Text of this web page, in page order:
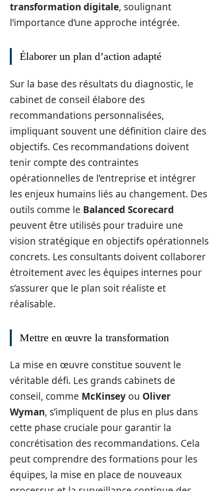
transformation digitale, soulignant
l’importance d’une approche intégrée.
Élaborer un plan d’action adapté
Sur la base des résultats du diagnostic, le
cabinet de conseil élabore des
recommandations personnalisées,
impliquant souvent une définition claire des
objectifs. Ces recommandations doivent
tenir compte des contraintes
opérationnelles de l’entreprise et intégrer
les enjeux humains liés au changement. Des
outils comme le Balanced Scorecard
peuvent être utilisés pour traduire une
vision stratégique en objectifs opérationnels
concrets. Les consultants doivent collaborer
étroitement avec les équipes internes pour
s’assurer que le plan soit réaliste et
réalisable.
Mettre en œuvre la transformation
La mise en œuvre constitue souvent le
véritable défi. Les grands cabinets de
conseil, comme McKinsey ou Oliver
Wyman, s’impliquent de plus en plus dans
cette phase cruciale pour garantir la
concrétisation des recommandations. Cela
peut comprendre des formations pour les
équipes, la mise en place de nouveaux